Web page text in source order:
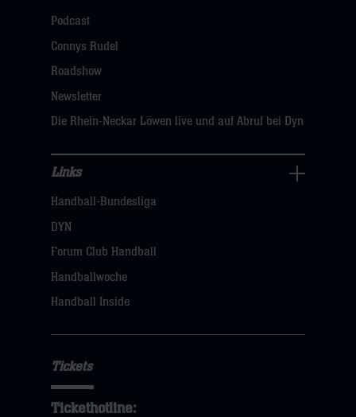
öffnen,
hier
Podcast
Connys Rudel
Roadshow
Newsletter
Die Rhein-Neckar Löwen live und auf Abruf bei Dyn
Navigation
öffnen,
dann
Links
Handball-Bundesliga
DYN
Forum Club Handball
Handballwoche
Handball Inside
Tickets
Tickethotline: